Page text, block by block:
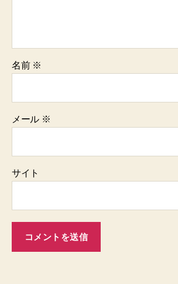
名前 ※
メール ※
サイト